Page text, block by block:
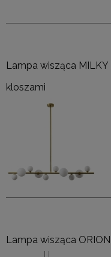
Lampa wisząca MILKY
kloszami
Lampa wisząca